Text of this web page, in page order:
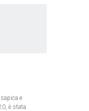
e
è stata